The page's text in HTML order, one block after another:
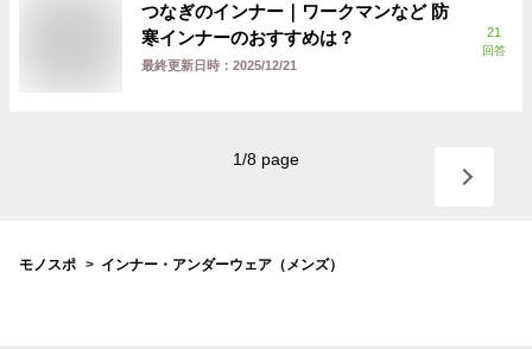
つなぎのインナー｜ワークマンなど 防
寒インナーのおすすめは？
最終更新日時： 2025/12/21
21
回答
1/8 page
モノスポ インナー・アンダーウェア（メンズ）